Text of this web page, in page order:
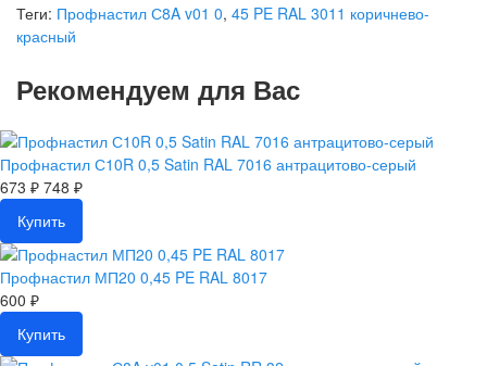
Теги: Профнастил С8A v01 0, 45 PE RAL 3011 коричнево-
красный
Рекомендуем для Вас
Профнастил С10R 0,5 Satin RAL 7016 антрацитово-серый
673 ₽ 748 ₽
Купить
Профнастил МП20 0,45 PE RAL 8017
600 ₽
Купить